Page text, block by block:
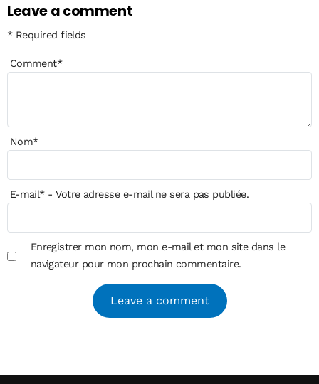
Leave a comment
* Required fields
Comment*
Nom*
E-mail*- Votre adresse e-mail ne sera pas publiée.
Enregistrer mon nom, mon e-mail et mon site dans le
navigateur pour mon prochain commentaire.